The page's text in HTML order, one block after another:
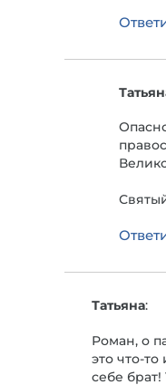
Татьяна:
Роман, о
это что-
себе